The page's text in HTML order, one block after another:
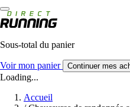
Sous-total du panier
Voir mon panier Continuer mes
Loading...
Accueil